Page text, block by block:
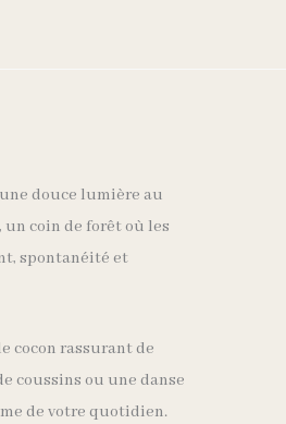
douce lumière au
coin de forêt où les
spontanéité et
cocon rassurant de
coussins ou une danse
de votre quotidien.